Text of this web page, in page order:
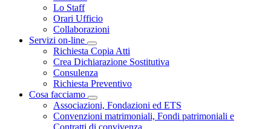
Lo Staff
Orari Ufficio
Collaborazioni
Servizi on-line
Toggle Dropdown
Richiesta Copia Atti
Crea Dichiarazione Sostitutiva
Consulenza
Richiesta Preventivo
Cosa facciamo
Toggle Dropdown
Associazioni, Fondazioni ed ETS
Convenzioni matrimoniali, Fondi patrimoniali e